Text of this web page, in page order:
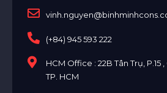
(+84) 945 593 222
HCM Office : 22B Tân Trụ, P.15
TP. HCM